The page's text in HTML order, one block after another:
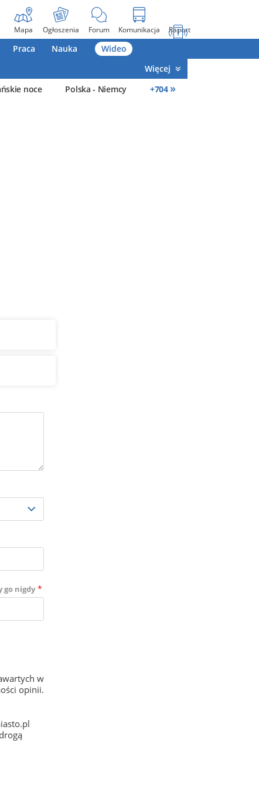
Mapa Ogłoszenia Forum Komunikacja Raport
Praca Nauka
Wideo
Więcej
noce Polska - Niemcy +704 »
go nigdy *
w
opinii.